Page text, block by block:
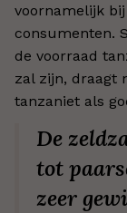
voornamelijk
consumenten.
de voorraad
zal zijn, draagt
tanzaniet als
De
tot
zeer